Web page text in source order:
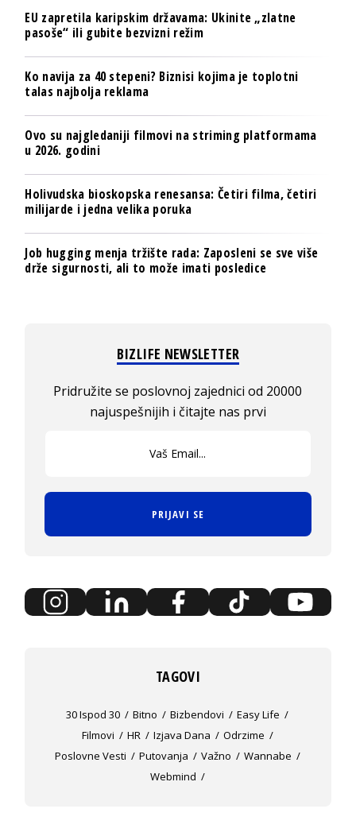
EU zapretila karipskim državama: Ukinite „zlatne
pasoše“ ili gubite bezvizni režim
Ko navija za 40 stepeni? Biznisi kojima je toplotni
talas najbolja reklama
Ovo su najgledaniji filmovi na striming platformama
u 2026. godini
Holivudska bioskopska renesansa: Četiri filma, četiri
milijarde i jedna velika poruka
Job hugging menja tržište rada: Zaposleni se sve više
drže sigurnosti, ali to može imati posledice
BIZLIFE NEWSLETTER
Pridružite se poslovnoj zajednici od 20000
najuspešnijih i čitajte nas prvi
PRIJAVI SE
TAGOVI
30 Ispod 30 Bitno Bizbendovi
Easy Life
Filmovi
HR Izjava Dana
Odrzime
Poslovne Vesti
Putovanja Važno
Wannabe
Webmind